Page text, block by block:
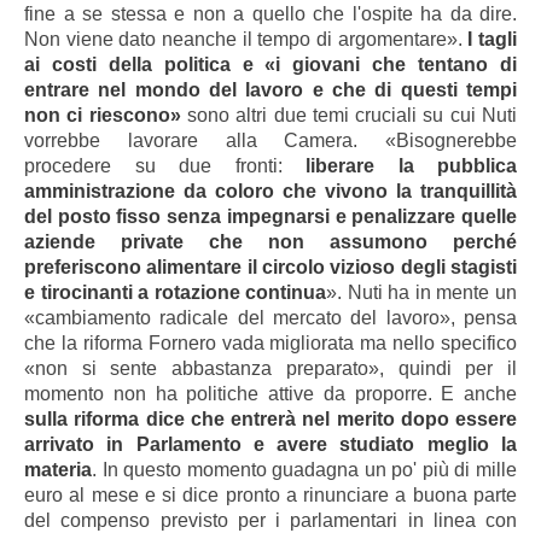
fine a se stessa e non a quello che l'ospite ha da dire.
Non viene dato neanche il tempo di argomentare».
I tagli
ai costi della politica e «i giovani che tentano di
entrare nel mondo del lavoro e che di questi tempi
non ci riescono»sono altri due temi cruciali su cui Nuti
vorrebbe lavorare alla Camera. «Bisognerebbe
procedere su due fronti:
liberare la pubblica
amministrazione da coloro che vivono la tranquillità
del posto fisso senza impegnarsi e penalizzare quelle
aziende private che non assumono perché
preferiscono alimentare il circolo vizioso degli stagisti
e tirocinanti a rotazione continua». Nuti ha in mente un
«cambiamento radicale del mercato del lavoro», pensa
che la riforma Fornero vada migliorata ma nello specifico
«non si sente abbastanza preparato», quindi per il
momento non ha politiche attive da proporre. E anche
sulla riforma dice che entrerà nel merito dopo essere
arrivato in Parlamento e avere studiato meglio la
materia. In questo momento guadagna un po' più di mille
euro al mese e si dice pronto a rinunciare a buona parte
del compenso previsto per i parlamentari in linea con